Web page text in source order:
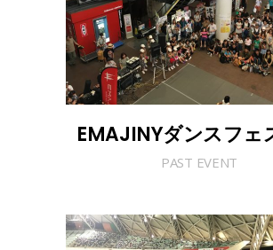
EMAJINYダンスフェ
PAST EVENT